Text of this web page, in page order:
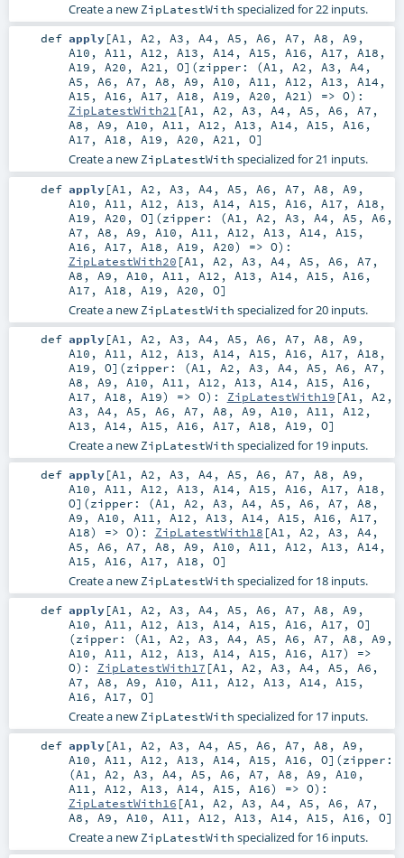
Create a newZipLatestWith specialized for 22 inputs.
def apply[A1 , A2 , A3 , A4 , A5 , A6 , A7 , A8 , A9 ,
A10 , A11 , A12 , A13 , A14 , A15 , A16 , A17 , A18 ,
A19 , A20 , A21 , O] (zipper: (A1 , A2 , A3 , A4 ,
A5 , A6 , A7 , A8 , A9 , A10 , A11 , A12 , A13 , A14 ,
A15 , A16 , A17 , A18 , A19 , A20 , A21) => O) :
ZipLatestWith21 [A1 , A2 , A3 , A4 , A5 , A6 , A7 ,
A8 , A9 , A10 , A11 , A12 , A13 , A14 , A15 , A16 ,
A17 , A18 , A19 , A20 , A21 , O]
Create a newZipLatestWith specialized for 21 inputs.
def apply[A1 , A2 , A3 , A4 , A5 , A6 , A7 , A8 , A9 ,
A10 , A11 , A12 , A13 , A14 , A15 , A16 , A17 , A18 ,
A19 , A20 , O] (zipper: (A1 , A2 , A3 , A4 , A5 , A6 ,
A7 , A8 , A9 , A10 , A11 , A12 , A13 , A14 , A15 ,
A16 , A17 , A18 , A19 , A20) => O) :
ZipLatestWith20 [A1 , A2 , A3 , A4 , A5 , A6 , A7 ,
A8 , A9 , A10 , A11 , A12 , A13 , A14 , A15 , A16 ,
A17 , A18 , A19 , A20 , O]
Create a new ZipLatestWith specialized for 20 inputs.
def apply[A1 , A2 , A3 , A4 , A5 , A6 , A7 , A8 , A9 ,
A10 , A11 , A12 , A13 , A14 , A15 , A16 , A17 , A18 ,
A19 , O] (zipper: (A1 , A2 , A3 , A4 , A5 , A6 , A7 ,
A8 , A9 , A10 , A11 , A12 , A13 , A14 , A15 , A16 ,
A17 , A18 , A19) => O) : ZipLatestWith19 [A1 , A2 ,
A3 , A4 , A5 , A6 , A7 , A8 , A9 , A10 , A11 , A12 ,
A13 , A14 , A15 , A16 , A17 , A18 , A19 , O]
Create a new ZipLatestWith specialized for 19 inputs.
def apply[A1 , A2 , A3 , A4 , A5 , A6 , A7 , A8 , A9 ,
A10 , A11 , A12 , A13 , A14 , A15 , A16 , A17 , A18 ,
O] (zipper: (A1 , A2 , A3 , A4 , A5 , A6 , A7 , A8 ,
A9 , A10 , A11 , A12 , A13 , A14 , A15 , A16 , A17 ,
A18) => O) : ZipLatestWith18 [A1 , A2 , A3 , A4 ,
A5 , A6 , A7 , A8 , A9 , A10 , A11 , A12 , A13 , A14 ,
A15 , A16 , A17 , A18 , O]
Create a new ZipLatestWith specialized for 18 inputs.
def apply[A1 , A2 , A3 , A4 , A5 , A6 , A7 , A8 , A9 ,
A10 , A11 , A12 , A13 , A14 , A15 , A16 , A17 , O]
(zipper: (A1 , A2 , A3 , A4 , A5 , A6 , A7 , A8 , A9 ,
A10 , A11 , A12 , A13 , A14 , A15 , A16 , A17) =>
O) : ZipLatestWith17 [A1 , A2 , A3 , A4 , A5 , A6 ,
A7 , A8 , A9 , A10 , A11 , A12 , A13 , A14 , A15 ,
A16 , A17 , O]
Create a new ZipLatestWith specialized for 17 inputs.
def apply[A1 , A2 , A3 , A4 , A5 , A6 , A7 , A8 , A9 ,
A10 , A11 , A12 , A13 , A14 , A15 , A16 , O] (zipper:
(A1 , A2 , A3 , A4 , A5 , A6 , A7 , A8 , A9 , A10 ,
A11 , A12 , A13 , A14 , A15 , A16) => O) :
ZipLatestWith16 [A1 , A2 , A3 , A4 , A5 , A6 , A7 ,
A8 , A9 , A10 , A11 , A12 , A13 , A14 , A15 , A16 , O]
Create a new ZipLatestWith specialized for 16 inputs.